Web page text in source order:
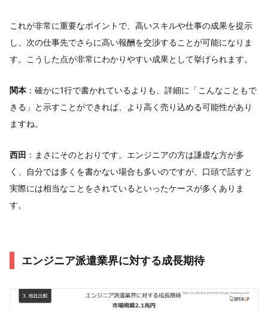
これが非常に重要なポイントで、高いスキルや仕事の成果を提示
し、次の仕事先でさらに高い報酬を交渉することが可能になりま
す。こうした点が非常にわかりやすい成果として挙げられます。
関本 ：確かに1行で書かれているよりも、詳細に「こんなこともで
きる」と示すことができれば、より高く売り込める可能性があり
ますね。
西田 ：まさにそのとおりです。エンジニアの方は謙虚な方が多
く、自分では多くを書かない場合も多いのですが、口頭で話すと
実際には相当なことをされているといったケースが多くありま
す。
エンジニア派遣業界に対する成長期待